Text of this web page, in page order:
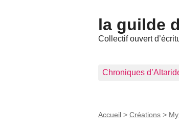
la guilde
Collectif ouvert
Chroniques
Accueil > Créations >